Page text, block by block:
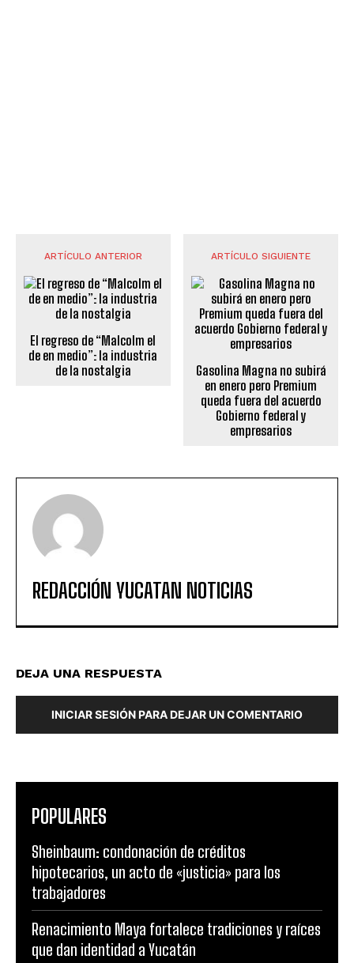
ARTÍCULO ANTERIOR
El regreso de “Malcolm el
de en medio”: la industria
de la nostalgia
ARTÍCULO SIGUIENTE
Gasolina Magna no subirá
en enero pero Premium
queda fuera del acuerdo
Gobierno federal y
empresarios
REDACCIÓN YUCATAN NOTICIAS
DEJA UNA RESPUESTA
INICIAR SESIÓN PARA DEJAR UN COMENTARIO
POPULARES
Sheinbaum: condonación de créditos
hipotecarios, un acto de «justicia» para los
trabajadores
Renacimiento Maya fortalece tradiciones y raíces
que dan identidad a Yucatán